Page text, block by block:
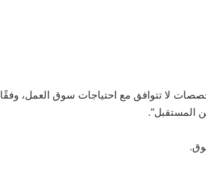
يدرسون تخصصات لا تتوافق مع احتياجات سوق العمل، وفقًا